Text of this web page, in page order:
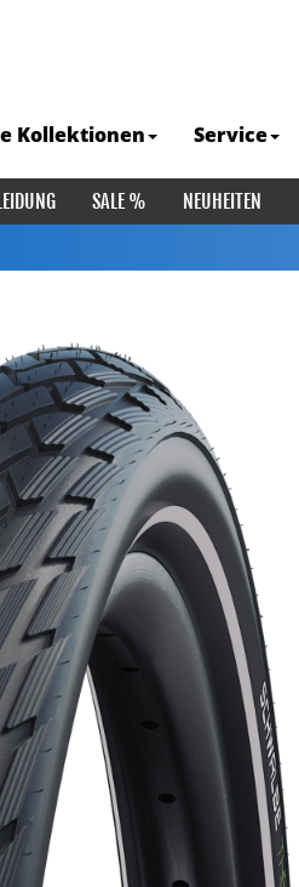
Kollektionen Service
SALE % NEUHEITEN